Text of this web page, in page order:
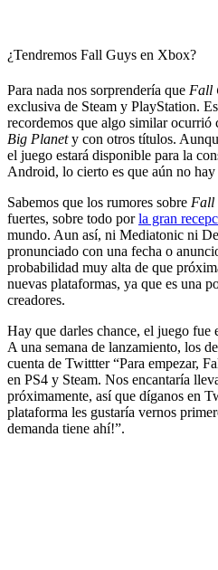
¿Tendremos Fall Guys en Xbox?
Para nada nos sorprendería que Fall
exclusiva de Steam y PlayStation.
recordemos que algo similar ocurrió
Big Planety con otros títulos.
el juego estará disponible para la
Android, lo cierto es que aún no
Sabemos que los rumores sobre Fall
fuertes, sobre todo porla gran
mundo. Aun así, ni Mediatonic ni
pronunciado con una fecha o
probabilidad muy alta de que
nuevas plataformas, ya que es una
creadores.
Hay que darles chance, el juego fue
A una semana de lanzamiento, los
cuenta de Twittter “Para empezar,
en PS4 y Steam. Nos encantaría
próximamente, así que díganos en
plataforma les gustaría vernos
demanda tiene ahí!”.